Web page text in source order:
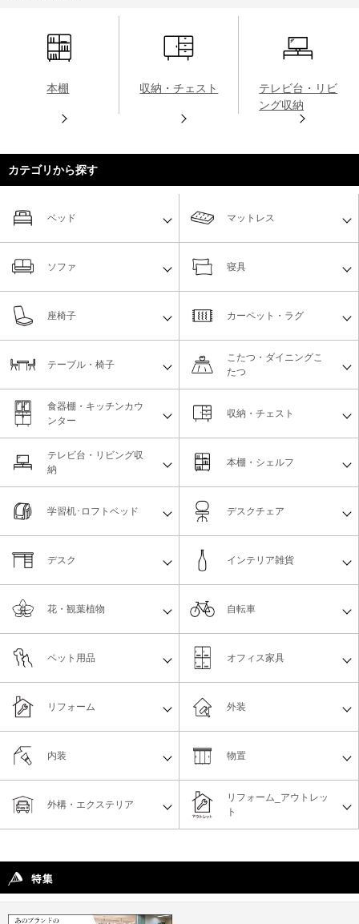
本棚 収納・チェスト
テレビ台・リビ
ング収納
カテゴリから探す
ベッド マットレス
ソファ 寝具
座椅子 カーペット・ラグ
テーブル・椅子
こたつ・ダイニングこ
たつ
食器棚・キッチンカウ
ンター
収納・チェスト
テレビ台・リビング収
納
本棚・シェルフ
学習机･ロフトベッド デスクチェア
デスク インテリア雑貨
花・観葉植物 自転車
ペット用品 オフィス家具
リフォーム
リフォーム_アウトレッ
ト
物置
外構・エクステリア
外装
内装